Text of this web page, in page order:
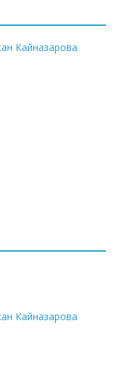
Кайназарова
Кайназарова